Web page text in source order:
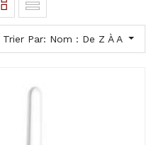
Trier Par: Nom : De Z À A